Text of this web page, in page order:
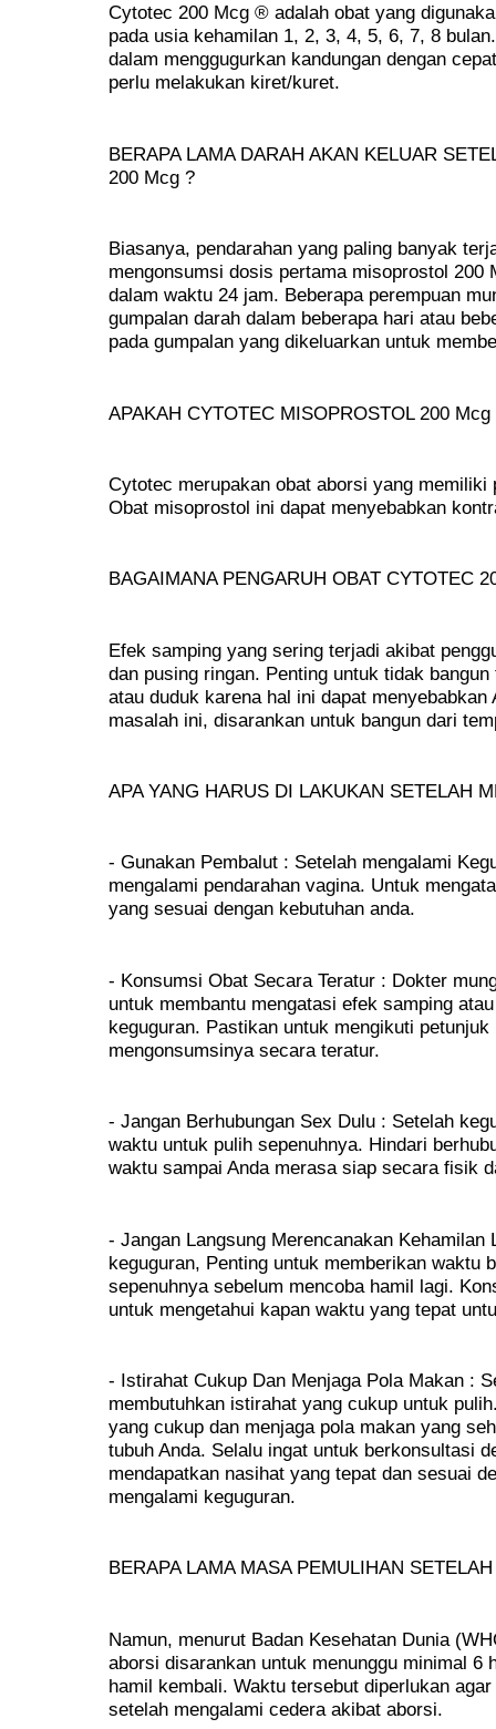
Cytotec 200 Mcg ® adalah obat yang
pada usia kehamilan 1, 2, 3, 4, 5, 6, 7, 8
dalam menggugurkan kandungan dengan
perlu melakukan kiret/kuret.
BERAPA LAMA DARAH AKAN KELUAR
200 Mcg ?
Biasanya, pendarahan yang paling banyak
mengonsumsi dosis pertama misoprostol 200
dalam waktu 24 jam. Beberapa perempuan
gumpalan darah dalam beberapa hari atau
pada gumpalan yang dikeluarkan untuk
APAKAH CYTOTEC MISOPROSTOL 200 Mcg
Cytotec merupakan obat aborsi yang
Obat misoprostol ini dapat menyebabkan
BAGAIMANA PENGARUH OBAT CYTOTEC
Efek samping yang sering terjadi akibat
dan pusing ringan. Penting untuk tidak
atau duduk karena hal ini dapat
masalah ini, disarankan untuk bangun dari
APA YANG HARUS DI LAKUKAN SETELAH
- Gunakan Pembalut : Setelah mengalami
mengalami pendarahan vagina. Untuk
yang sesuai dengan kebutuhan anda.
- Konsumsi Obat Secara Teratur : Dokter
untuk membantu mengatasi efek samping
keguguran. Pastikan untuk mengikuti
mengonsumsinya secara teratur.
- Jangan Berhubungan Sex Dulu : Setelah
waktu untuk pulih sepenuhnya. Hindari
waktu sampai Anda merasa siap secara fisik
- Jangan Langsung Merencanakan Kehamilan
keguguran, Penting untuk memberikan waktu
sepenuhnya sebelum mencoba hamil lagi.
untuk mengetahui kapan waktu yang tepat
- Istirahat Cukup Dan Menjaga Pola Makan :
membutuhkan istirahat yang cukup untuk
yang cukup dan menjaga pola makan yang
tubuh Anda. Selalu ingat untuk berkonsultasi
mendapatkan nasihat yang tepat dan sesuai
mengalami keguguran.
BERAPA LAMA MASA PEMULIHAN
Namun, menurut Badan Kesehatan Dunia
aborsi disarankan untuk menunggu minimal 6
hamil kembali. Waktu tersebut diperlukan
setelah mengalami cedera akibat aborsi.